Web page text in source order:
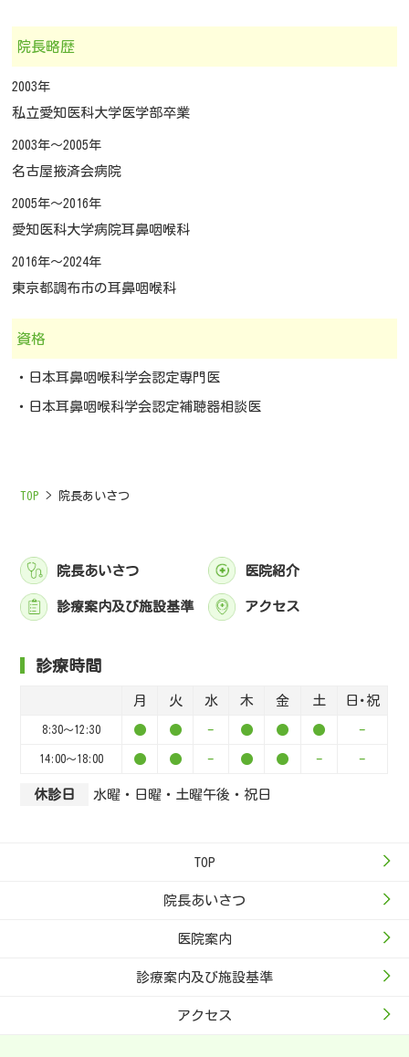
院長略歴
2003年
私立愛知医科大学医学部卒業
2003年～2005年
名古屋掖済会病院
2005年～2016年
愛知医科大学病院耳鼻咽喉科
2016年～2024年
東京都調布市の耳鼻咽喉科
資格
・日本耳鼻咽喉科学会認定専門医
・日本耳鼻咽喉科学会認定補聴器相談医
TOP > 院長あいさつ
院長あいさつ 医院紹介
診療案内及び施設基準 アクセス
診療時間
月 火 水 木 金 土 日･祝
8:30～12:30 ● ● - ● ● ● -
14:00～18:00 ● ● - ● ● - -
休診日 水曜・日曜・土曜午後・祝日
TOP
院長あいさつ
医院案内
診療案内及び施設基準
アクセス